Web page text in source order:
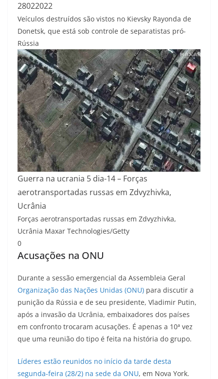
28022022
Veículos destruídos são vistos no Kievsky Rayonda de
Donetsk, que está sob controle de separatistas pró-
Rússia
Guerra na ucrania 5 dia-14 – Forças
aerotransportadas russas em Zdvyzhivka,
Ucrânia
Forças aerotransportadas russas em Zdvyzhivka,
Ucrânia Maxar Technologies/Getty
0
Acusações na ONU
Durante a sessão emergencial da Assembleia Geral
Organização das Nações Unidas (ONU) para discutir a
punição da Rússia e de seu presidente, Vladimir Putin,
após a invasão da Ucrânia, embaixadores dos países
em confronto trocaram acusações. É apenas a 10ª vez
que uma reunião do tipo é feita na história do grupo.
Líderes estão reunidos no início da tarde desta
segunda-feira (28/2) na sede da ONU, em Nova York.